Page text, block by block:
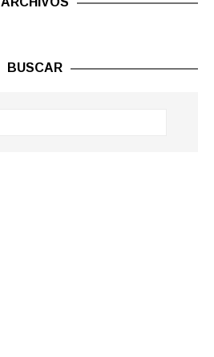
BUSCAR